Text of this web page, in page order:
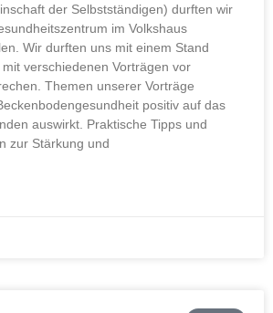
der Selbstständigen) durften wir
im Volkshaus
Wir durften uns mit einem Stand
verschiedenen Vorträgen vor
Themen unserer Vorträge
positiv auf das
auswirkt. Praktische Tipps und
zur Stärkung und